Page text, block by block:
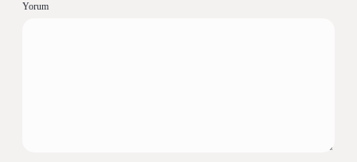
Yorum